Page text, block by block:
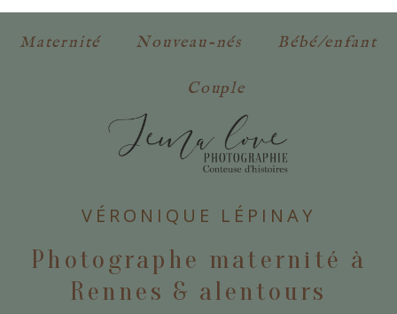
obligatoires. *
Maternité Nouveau-nés Bébé/enfant
Couple
VÉRONIQUE LÉPINAY
Photographe maternité à
Rennes & alentours